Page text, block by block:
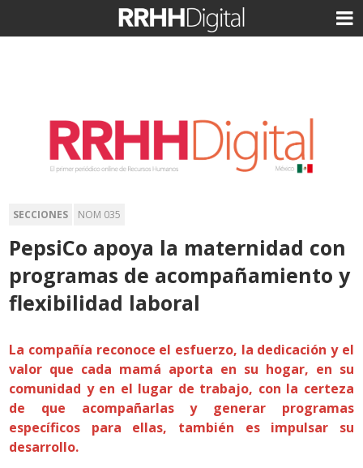
SECCIONES NOM 035
PepsiCo apoya la maternidad con
programas de acompañamiento y
flexibilidad laboral
La compañía reconoce el esfuerzo, la dedicación y el
valor que cada mamá aporta en su hogar, en su
comunidad y en el lugar de trabajo, con la certeza
de que acompañarlas y generar programas
específicos para ellas, también es impulsar su
desarrollo.